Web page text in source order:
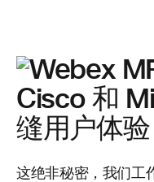
Cisco 和
缝用户体验
这绝非秘密，我们工